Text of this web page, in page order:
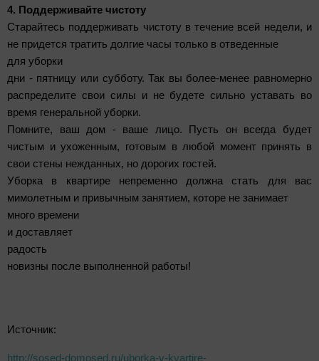
4. Поддерживайте чистоту
Старайтесь поддерживать чистоту в течение всей недели, и
не придется тратить долгие часы только в отведенные
для уборки
дни - пятницу или субботу. Так вы более-менее равномерно
распределите свои силы и не будете сильно уставать во
время генеральной уборки.
Помните, ваш дом - ваше лицо. Пусть он всегда будет
чистым и ухоженным, готовым в любой момент принять в
свои стены нежданных, но дорогих гостей.
Уборка в квартире непременно должна стать для вас
мимолетным и привычным занятием, которе не занимает
много времени
и доставляет
радость
новизны после выполненной работы!
Источник:
http://sosed-domosed.ru/uborka-v-kvartire-